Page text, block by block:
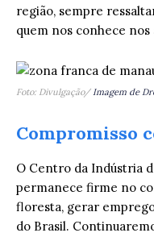
região, sempre
quem nos conhece
Foto: Divulgação/Imagem de
Compromisso
O Centro da Indústria
permanece firme no
floresta, gerar
do Brasil.